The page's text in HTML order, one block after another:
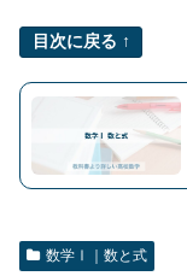
目次に戻る ↑
数学Ⅰ｜数と式